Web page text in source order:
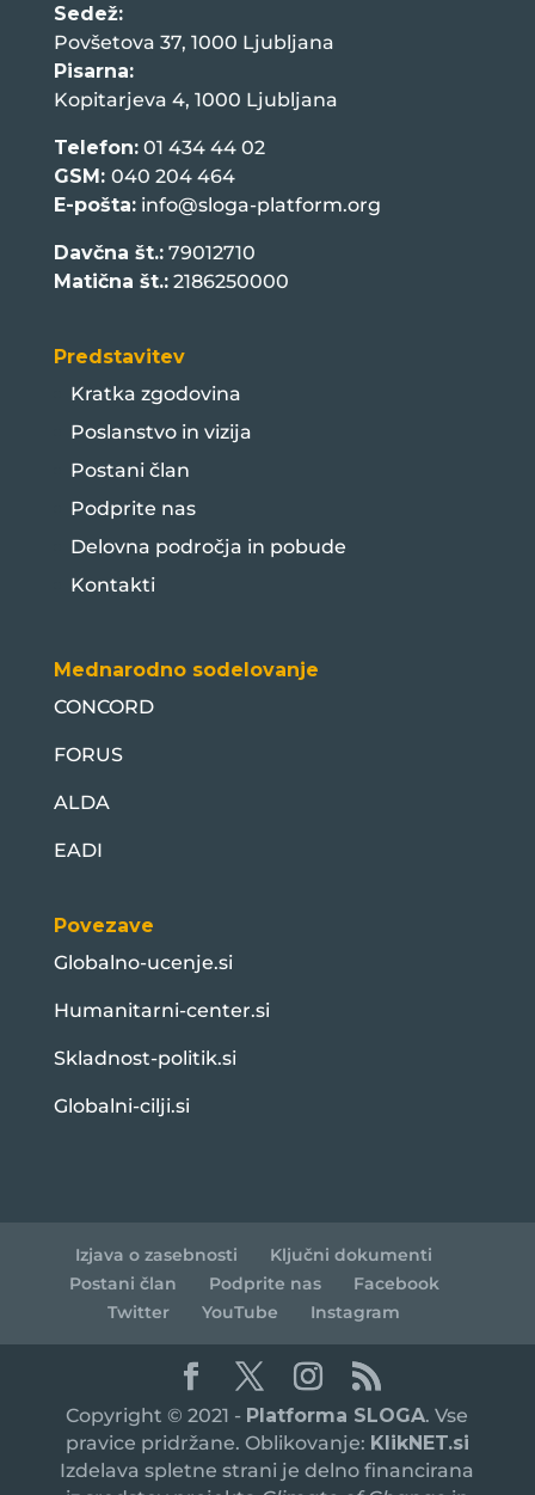
Sedež:
Povšetova 37, 1000 Ljubljana
Pisarna:
Kopitarjeva 4, 1000 Ljubljana
Telefon:01 434 44 02
GSM: 040 204 464
E-pošta: info@sloga-platform.org
Davčna št.:79012710
Matična št.:2186250000
Predstavitev
Kratka zgodovina
Poslanstvo in vizija
Postani član
Podprite nas
Delovna področja in pobude
Kontakti
Mednarodno sodelovanje
CONCORD
FORUS
ALDA
EADI
Povezave
Globalno-ucenje.si
Humanitarni-center.si
Skladnost-politik.si
Globalni-cilji.si
Izjava o zasebnosti
Ključni dokumenti
Postani član
Podprite nas
Facebook
Twitter
YouTube Instagram
Copyright © 2021 - Platforma SLOGA. Vse
pravice pridržane. Oblikovanje: KlikNET.si
Izdelava spletne strani je delno financirana